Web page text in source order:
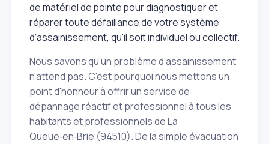
de matériel de pointe pour diagnostiquer et
réparer toute défaillance de votre système
d'assainissement, qu'il soit individuel ou collectif.
Nous savons qu'un problème d'assainissement
n'attend pas. C'est pourquoi nous mettons un
point d'honneur à offrir un service de
dépannage réactif et professionnel à tous les
habitants et professionnels de La
Queue‑en‑Brie (94510). De la simple évacuation